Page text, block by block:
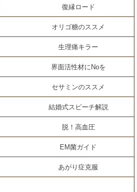
復縁ロード
オリゴ糖のススメ
生理痛キラー
界面活性材にNoを
セサミンのススメ
結婚式スピーチ解説
脱！高血圧
EM菌ガイド
あがり症克服